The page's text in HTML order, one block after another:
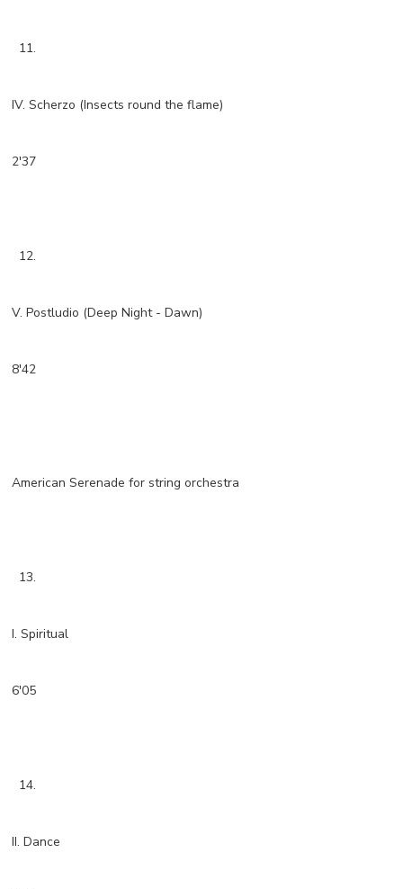
11.
IV. Scherzo (Insects round the flame)
2'37
12.
V. Postludio (Deep Night - Dawn)
8'42
American Serenade for string orchestra
13.
I. Spiritual
6'05
14.
II. Dance